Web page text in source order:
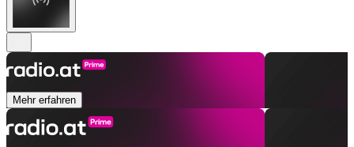
Mehr erfahren